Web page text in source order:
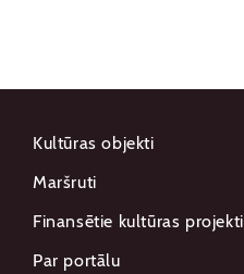
Kultūras objekti
Maršruti
Finansētie kultūras projekti
Par portālu